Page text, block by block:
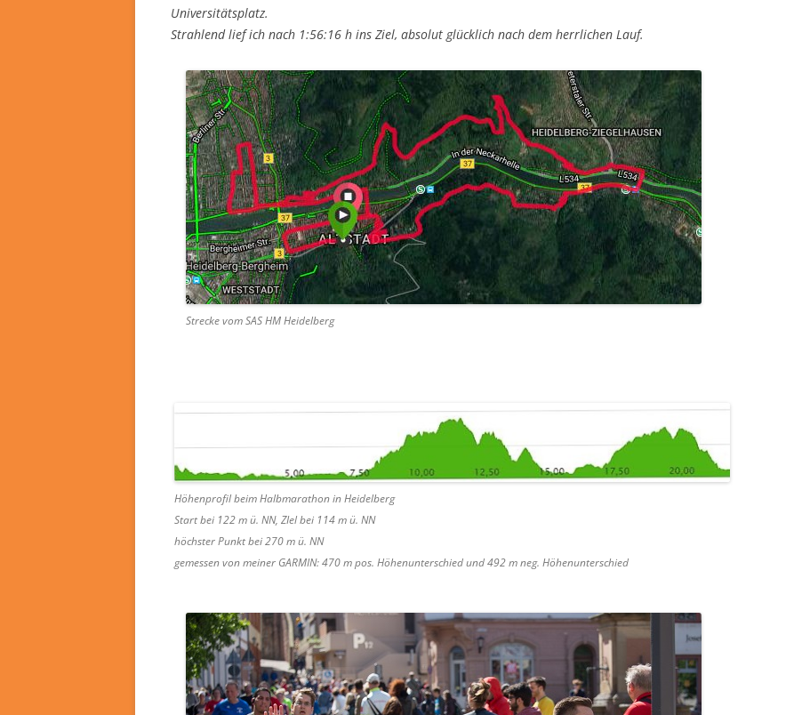
Universitätsplatz.
Strahlend lief ich nach 1:56:16 h ins Ziel, absolut glücklich nach dem herrlichen Lauf.
Strecke vom SAS HM Heidelberg
Höhenprofil beim Halbmarathon in Heidelberg
Start bei 122 m ü. NN, ZIel bei 114 m ü. NN
höchster Punkt bei 270 m ü. NN
gemessen von meiner GARMIN: 470 m pos. Höhenunterschied und 492 m neg. Höhenunterschied